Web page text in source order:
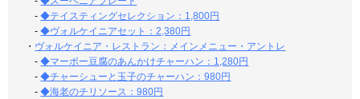
-◆テイスティングセレクション：1,800円
-◆ヴォルケイニアセット：2,380円
・ ヴォルケイニア・レストラン：メインメニュー・アントレ
-◆マーボー豆腐のあんかけチャーハン：1,280円
-◆チャーシューと玉子のチャーハン：980円
-◆海老のチリソース：980円